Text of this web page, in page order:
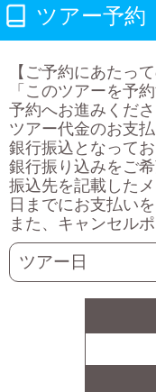
ツアー予約
【ご予約にあたっ
「このツアーを予
予約へお進みくださ
ツアー代金のお支
銀行振込となってお
銀行振り込みをご
振込先を記載した
日までにお支払い
また、キャンセル
ツアー日